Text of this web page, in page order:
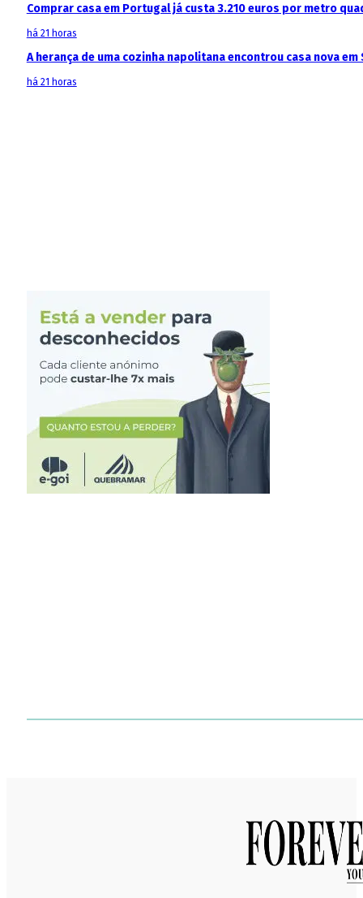
Comprar casa em Portugal já custa 3.210 euros por metro
há 21 horas
A herança de uma cozinha napolitana encontrou casa nova em
há 21 horas